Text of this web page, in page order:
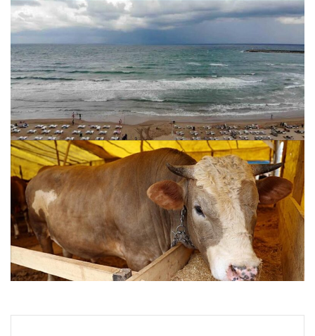
İstanbul’da üç ilçede denize girme yasağı
24.07.2026 10:10